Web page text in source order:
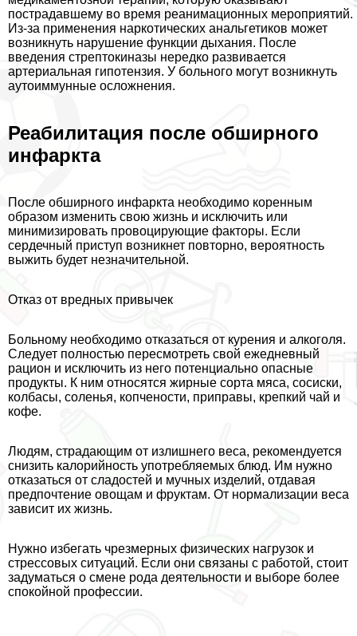
пострадавшему во время реанимационных мероприятий.
Из-за применения наркотических aнaльгетиков может
возникнуть нарушение функции дыхания. После
введения стрептокиназы нередко развивается
артериальная гипотензия. У больного могут возникнуть
аутоиммунные осложнения.
Реабилитация после обширного
инфаркта
После обширного инфаркта необходимо коренным
образом изменить свою жизнь и исключить или
минимизировать провоцирующие факторы. Если
сердечный приступ возникнет повторно, вероятность
выжить будет незначительной.
Отказ от вредных привычек
Больному необходимо отказаться от курения и алкоголя.
Следует полностью пересмотреть свой ежедневный
рацион и исключить из него потенциально опасные
продукты. К ним относятся жирные сорта мяса, сосиски,
колбасы, соленья, копчености, приправы, крепкий чай и
кофе.
Людям, страдающим от излишнего веса, рекомендуется
снизить калорийность употрeбляемых блюд. Им нужно
отказаться от сладостей и мучных изделий, отдавая
предпочтение овощам и фруктам. От нормализации веса
зависит их жизнь.
Нужно избегать чрезмерных физических нагрузок и
стрессовых ситуаций. Если они связаны с работой, стоит
задуматься о смене рода деятельности и выборе более
спокойной профессии.